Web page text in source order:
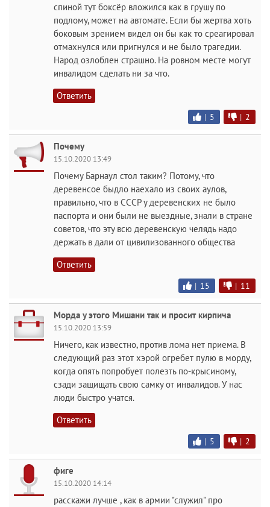
спиной тут боксёр вложился как в грушу по
подлому, может на автомате. Если бы жертва хоть
боковым зрением видел он бы как то среагировал
отмахнулся или пригнулся и не было трагедии.
Народ озлоблен страшно. На ровном месте могут
инвалидом сделать ни за что.
Ответить
| 5 | 2
Почему
15.10.2020 13:49
Почему Барнаул стол таким? Потому, что
деревенсое быдло наехало из своих аулов,
правильно, что в СССР у деревенских не было
паспорта и они были не выездные, знали в стране
советов, что эту всю деревенскую челядь надо
держать в дали от цивилизованного общества
Ответить
| 15 | 11
Морда у этого Мишани так и просит кирпича
15.10.2020 13:59
Ничего, как известно, против лома нет приема. В
следующий раз этот хэрой огребет пулю в морду,
когда опять попробует полезть по-крысиному,
сзади защищать свою самку от инвалидов. У нас
люди быстро учатся.
Ответить
| 5 | 2
фиге
15.10.2020 14:14
расскажи лучше , как в армии "служил" про